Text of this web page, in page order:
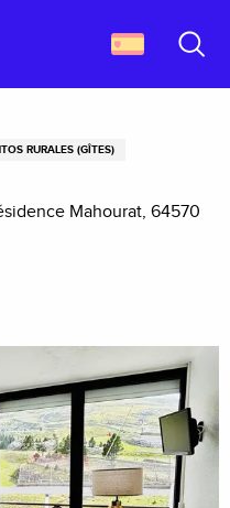
RURALES (GÎTES)
Mahourat, 64570